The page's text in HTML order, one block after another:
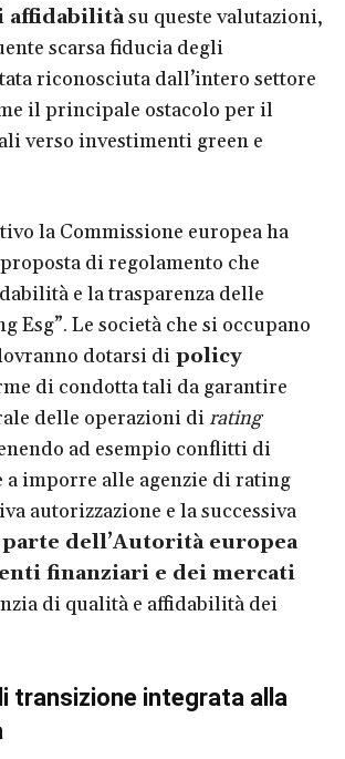
affidabilitàsu queste valutazioni,
scarsa fiducia degli
riconosciuta dall’intero settore
il principale ostacolo per il
verso investimenti green e
la Commissione europea ha
di regolamento che
e la trasparenza delle
Esg”. Le società che si occupano
dotarsi di policy
di condotta tali da garantire
delle operazioni di rating
ad esempio conflitti di
imporre alle agenzie di rating
autorizzazione e la successiva
dell’Autorità europea
finanziari e dei mercati
di qualità e affidabilità dei
transizione integrata alla